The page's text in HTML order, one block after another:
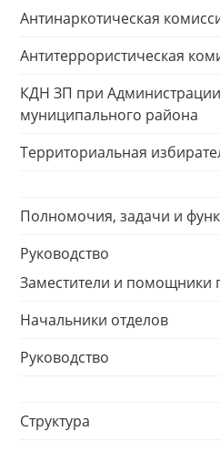
Антинаркотическая
Антитеррористическая
КДН ЗП при
муниципального района
Территориальная
Полномочия, задачи и
Руководство
Заместители и помощники
Начальники отделов
Руководство
Структура